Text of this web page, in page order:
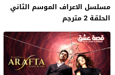
مسلسل الاعراف الموسم الثاني
الحلقة 2 مترجم